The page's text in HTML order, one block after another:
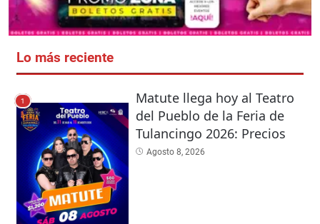
Lo más reciente
1
Matute llega hoy al Teatro
del Pueblo de la Feria de
Tulancingo 2026: Precios
Agosto 8, 2026